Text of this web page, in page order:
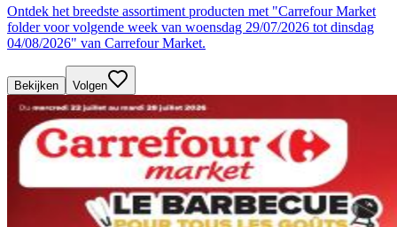
Ontdek het breedste assortiment producten met "Carrefour Market
folder voor volgende week van woensdag 29/07/2026 tot dinsdag
04/08/2026" van Carrefour Market.
Bekijken Volgen